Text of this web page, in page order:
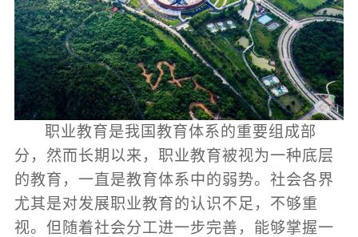
职业教育是我国教育体系的重要组成部
分，然而长期以来，职业教育被视为一种底层
的教育，一直是教育体系中的弱势。社会各界
尤其是对发展职业教育的认识不足，不够重
视。但随着社会分工进一步完善，能够掌握一